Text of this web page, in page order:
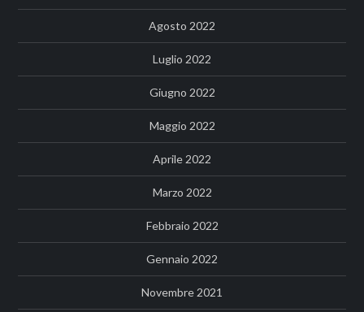
Agosto 2022
Luglio 2022
Giugno 2022
Maggio 2022
Aprile 2022
Marzo 2022
Febbraio 2022
Gennaio 2022
Novembre 2021